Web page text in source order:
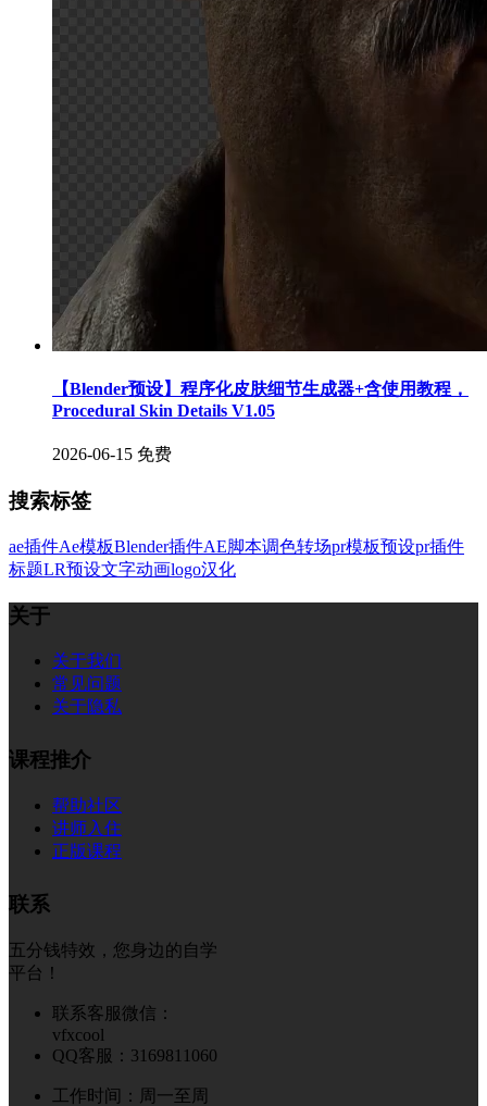
【Blender预设】程序化皮肤细节生成器+含使用教程，
Procedural Skin Details V1.05
2026-06-15 免费
搜索标签
ae插件Ae模板Blender插件AE脚本调色转场pr模板预设pr插件
标题LR预设文字动画logo汉化
关于
关于我们
常见问题
关于隐私
课程推介
帮助社区
讲师入住
正版课程
联系
五分钱特效，您身边的自学
平台！
联系客服微信：
vfxcool
QQ客服：3169811060
工作时间：周一至周